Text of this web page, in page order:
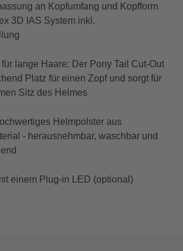
an Kopfumfang und Kopfform
3D IAS System inkl.
für lange Haare: Der Pony Tail Cut-Out
Platz für einen Zopf und sorgt für
Sitz des Helmes
Helmpolster aus
- herausnehmbar, waschbar und
einem Plug-in LED (optional)